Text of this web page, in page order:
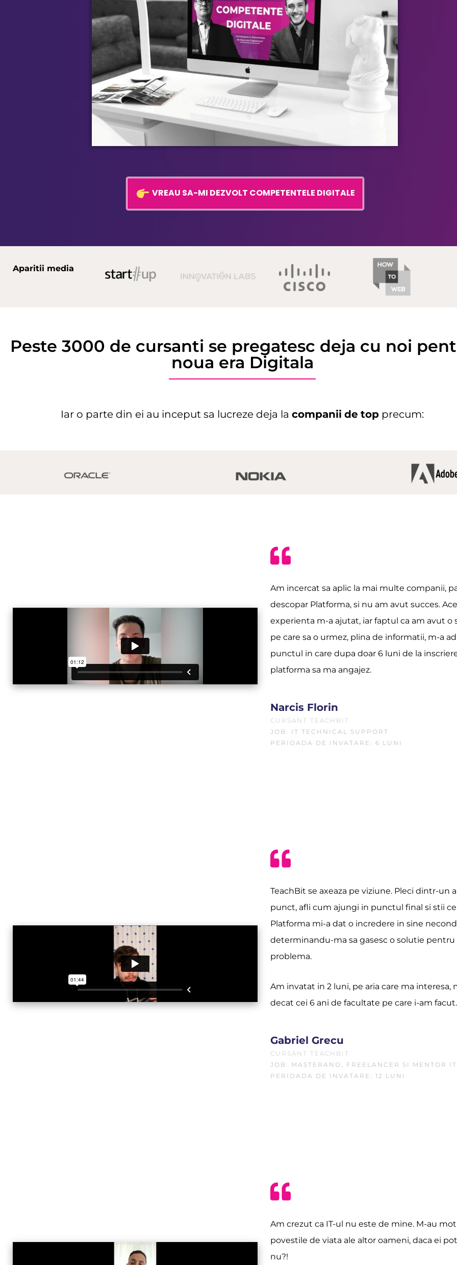
VREAU SA-MI DEZVOLT COMPETENTELE DIGITALE
Aparitii media
Peste 3000 de cursanti se pregatesc deja cu noi
noua era Digitala
Iar o parte din ei au inceput sa lucreze deja la companii de top precum:
Am incercat sa aplic la mai multe companii,
descopar Platforma, si nu am avut succes.
experienta m-a ajutat, iar faptul ca am avut o
pe care sa o urmez, plina de informatii, m-a
punctul in care dupa doar 6 luni de la
platforma sa ma angajez.
Narcis Florin
CURSANT TEACHBIT
JOB: IT TECHNICAL SUPPORT
PERIOADA DE INVATARE: 6 LUNI
TeachBit se axeaza pe viziune. Pleci dintr-un
punct, afli cum ajungi in punctul final si stii
Platforma mi-a dat o incredere in sine
determinandu-ma sa gasesc o solutie pentru
problema.
Am invatat in 2 luni, pe aria care ma interesa,
decat cei 6 ani de facultate pe care i-am facut.
Gabriel Grecu
CURSANT TEACHBIT
JOB: MASTERAND, FREELANCER SI MENTOR IT
PERIOADA DE INVATARE: 12 LUNI
Am crezut ca IT-ul nu este de mine. M-au
povestile de viata ale altor oameni, daca ei
nu?!